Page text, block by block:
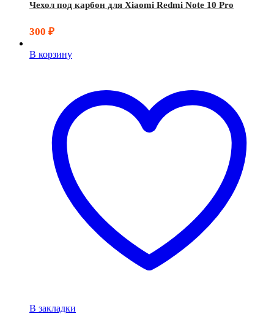
Чехол под карбон для Xiaomi Redmi Note 10 Pro
300 ₽
В корзину
В закладки